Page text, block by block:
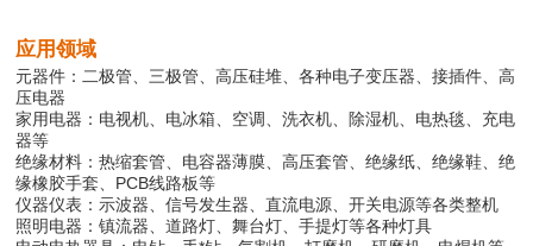
应用领域
元器件：二极管、三极管、高压硅堆、各种电子变压器、接插件、高
压电器
家用电器：电视机、电冰箱、空调、洗衣机、除湿机、电热毯、充电
器等
绝缘材料：热缩套管、电容器薄膜、高压套管、绝缘纸、绝缘鞋、绝
缘橡胶手套、PCB线路板等
仪器仪表：示波器、信号发生器、直流电源、开关电源等各类整机
照明电器：镇流器、道路灯、舞台灯、手提灯等各种灯具